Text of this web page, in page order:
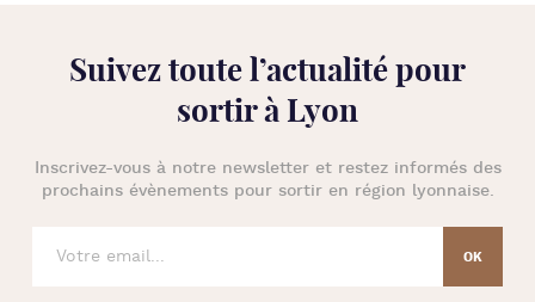
Suivez toute l’actualité pour
sortir à Lyon
Inscrivez-vous à notre newsletter et restez informés des
prochains évènements pour sortir en région lyonnaise.